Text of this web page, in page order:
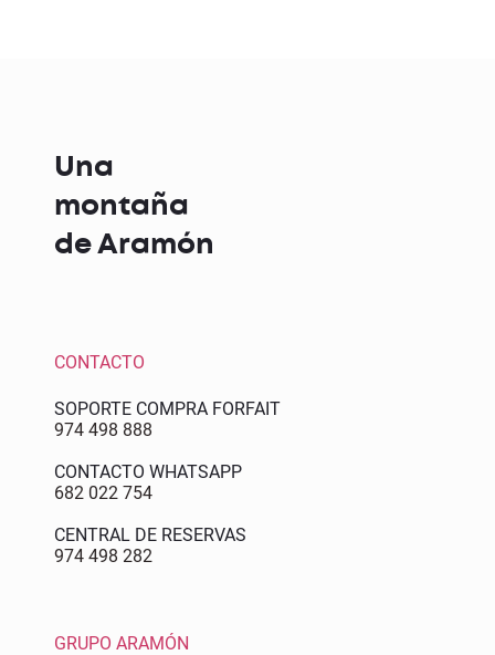
Una
montaña
de Aramón
CONTACTO
SOPORTE COMPRA FORFAIT
974 498 888
CONTACTO WHATSAPP
682 022 754
CENTRAL DE RESERVAS
974 498 282
GRUPO ARAMÓN